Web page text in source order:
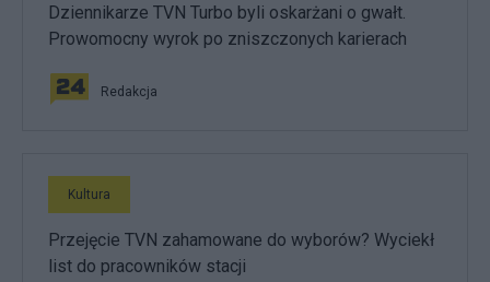
Dziennikarze TVN Turbo byli oskarżani o gwałt.
Prowomocny wyrok po zniszczonych karierach
Redakcja
Kultura
Przejęcie TVN zahamowane do wyborów? Wyciekł
list do pracowników stacji